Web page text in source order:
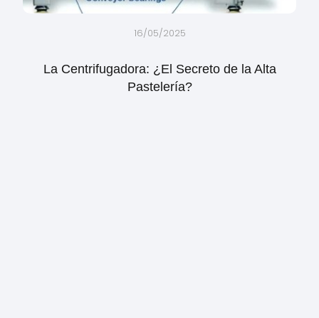
16/05/2025
La Centrifugadora: ¿El Secreto de la Alta
Pastelería?